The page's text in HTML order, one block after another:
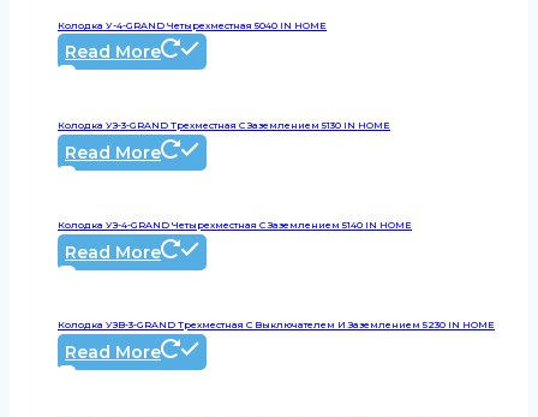
Колодка У-4-GRAND Четырехместная 5040 IN HOME
Read More
Колодка УЗ-3-GRAND Трехместная С Заземлением 5130 IN HOME
Read More
Колодка УЗ-4-GRAND Четырехместная С Заземлением 5140 IN HOME
Read More
Колодка УЗВ-3-GRAND Трехместная С Выключателем И Заземлением 5230 IN HOME
Read More